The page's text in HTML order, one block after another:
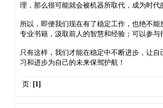
理，那么很可能就会被机器所取代，成为时
所以，即便我们现在有了稳定工作，也绝不
专业书籍，汲取前人的智慧和经验；可以参与
只有这样，我们才能在稳定中不断进步，让
习和进步为自己的未来保驾护航！
页: [1]